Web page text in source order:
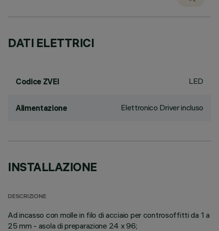
DATI ELETTRICI
Codice ZVEI LED
Alimentazione Elettronico Driver incluso
INSTALLAZIONE
DESCRIZIONE
Ad incasso con molle in filo di acciaio per controsoffitti da 1 a
25 mm - asola di preparazione 24 x 96;